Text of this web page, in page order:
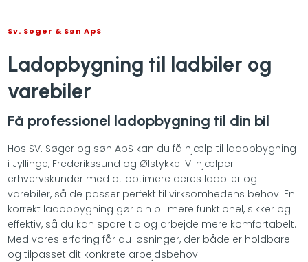
Sv. Søger & Søn ApS
Ladopbygning til ladbiler og
varebiler
Få professionel ladopbygning til din bil
Hos SV. Søger og søn ApS kan du få hjælp til ladopbygning
i Jyllinge, Frederikssund og Ølstykke. Vi hjælper
erhvervskunder med at optimere deres ladbiler og
varebiler, så de passer perfekt til virksomhedens behov. En
korrekt ladopbygning gør din bil mere funktionel, sikker og
effektiv, så du kan spare tid og arbejde mere komfortabelt.
Med vores erfaring får du løsninger, der både er holdbare
og tilpasset dit konkrete arbejdsbehov.